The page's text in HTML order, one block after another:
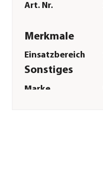
Art. Nr.
Merkmale
Einsatzbereich
Sonstiges
Marke